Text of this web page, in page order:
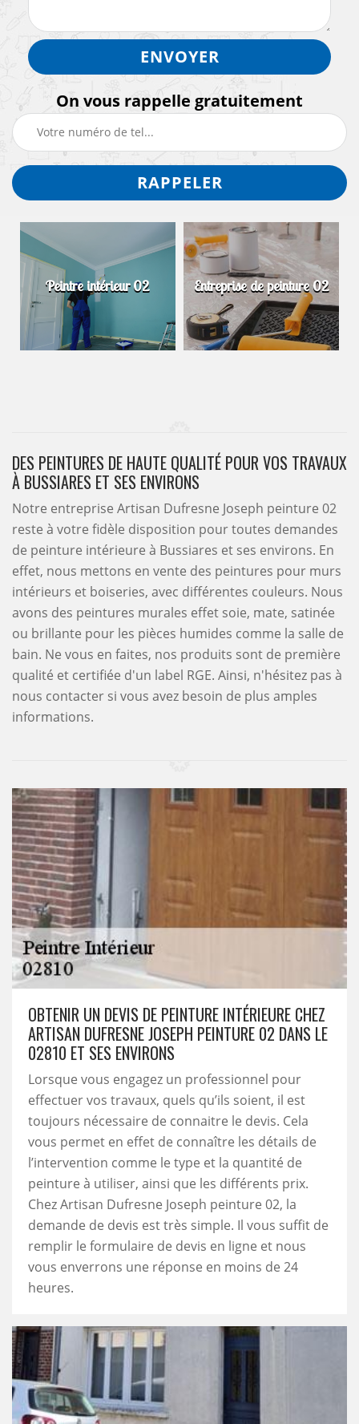
On vous rappelle gratuitement
Peintre intérieur 02 Entreprise de peinture 02
DES PEINTURES DE HAUTE QUALITÉ POUR VOS TRAVAUX
À BUSSIARES ET SES ENVIRONS
Notre entreprise Artisan Dufresne Joseph peinture 02
reste à votre fidèle disposition pour toutes demandes
de peinture intérieure à Bussiares et ses environs. En
effet, nous mettons en vente des peintures pour murs
intérieurs et boiseries, avec différentes couleurs. Nous
avons des peintures murales effet soie, mate, satinée
ou brillante pour les pièces humides comme la salle de
bain. Ne vous en faites, nos produits sont de première
qualité et certifiée d'un label RGE. Ainsi, n'hésitez pas à
nous contacter si vous avez besoin de plus amples
informations.
OBTENIR UN DEVIS DE PEINTURE INTÉRIEURE CHEZ
ARTISAN DUFRESNE JOSEPH PEINTURE 02 DANS LE
02810 ET SES ENVIRONS
Lorsque vous engagez un professionnel pour
effectuer vos travaux, quels qu’ils soient, il est
toujours nécessaire de connaitre le devis. Cela
vous permet en effet de connaître les détails de
l’intervention comme le type et la quantité de
peinture à utiliser, ainsi que les différents prix.
Chez Artisan Dufresne Joseph peinture 02, la
demande de devis est très simple. Il vous suffit de
remplir le formulaire de devis en ligne et nous
vous enverrons une réponse en moins de 24
heures.